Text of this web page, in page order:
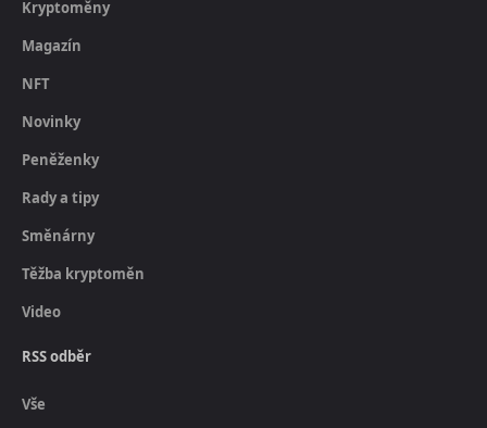
Kryptoměny
Magazín
NFT
Novinky
Peněženky
Rady a tipy
Směnárny
Těžba kryptoměn
Video
RSS odběr
Vše